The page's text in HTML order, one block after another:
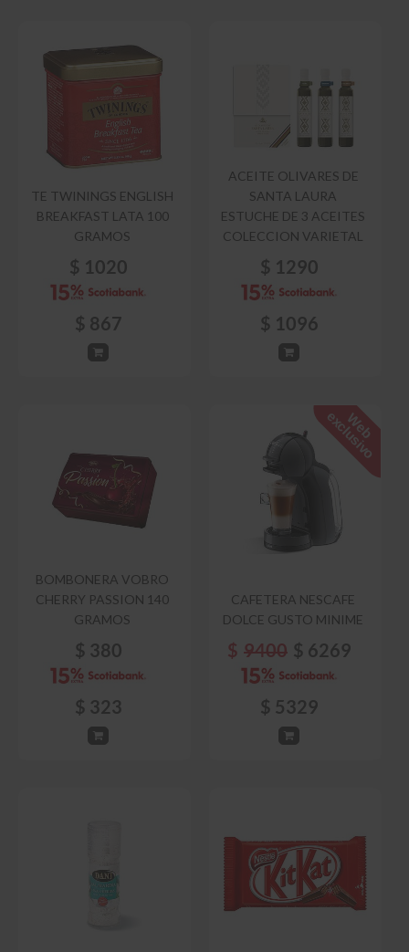
TE TWININGS ENGLISH
BREAKFAST LATA 100
GRAMOS
$ 1020
$ 867
ACEITE OLIVARES DE
SANTA LAURA
ESTUCHE DE 3 ACEITES
COLECCION VARIETAL
$ 1290
$ 1096
BOMBONERA VOBRO
CHERRY PASSION 140
GRAMOS
$ 380
$ 323
CAFETERA NESCAFE
DOLCE GUSTO MINIME
$ 9400 $ 6269
$ 5329